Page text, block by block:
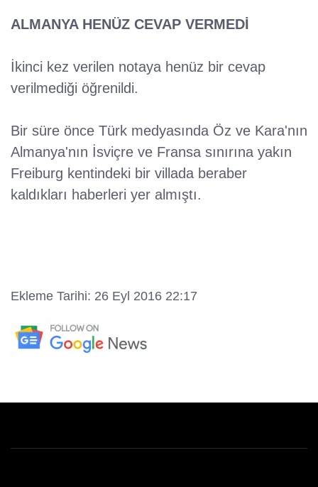
ALMANYA HENÜZ CEVAP VERMEDİ
İkinci kez verilen notaya henüz bir cevap
verilmediği öğrenildi.
Bir süre önce Türk medyasında Öz ve Kara'nın
Almanya'nın İsviçre ve Fransa sınırına yakın
Freiburg kentindeki bir villada beraber
kaldıkları haberleri yer almıştı.
Ekleme Tarihi: 26 Eyl 2016 22:17